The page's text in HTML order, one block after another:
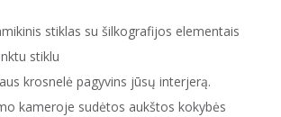
stiklas su šilkografijos elementais
stiklu
krosnelė pagyvins jūsų interjerą.
kameroje sudėtos aukštos kokybės